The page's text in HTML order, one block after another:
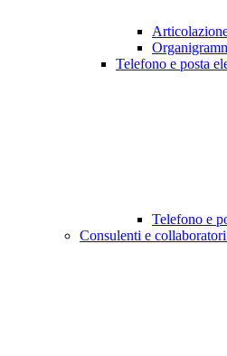
Telefono e posta
Telefono e
Consulenti e collaboratori